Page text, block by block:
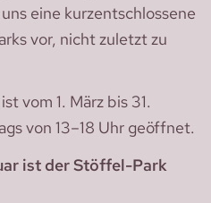
eine kurzentschlossene
vor, nicht zuletzt zu
ist vom 1. März bis 31.
von 13–18 Uhr geöffnet.
ist der Stöffel-Park